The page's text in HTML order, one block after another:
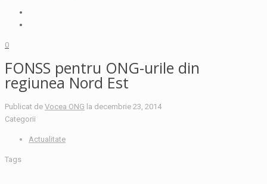
0
FONSS pentru ONG-urile din
regiunea Nord Est
Publicat de Vocea ONG la decembrie 23, 2014
Categorii
Actualitate
Tags